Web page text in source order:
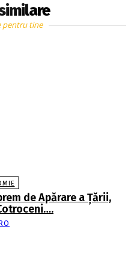
pentru tine
de Apărare a Ţării,